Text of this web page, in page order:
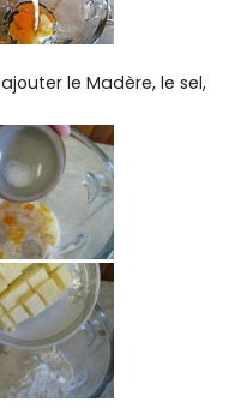
ajouter le Madère, le sel,